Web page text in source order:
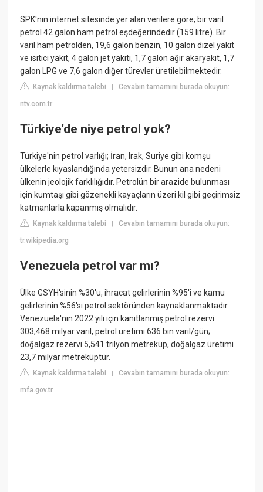
SPK'nın internet sitesinde yer alan verilere göre; bir varil
petrol 42 galon ham petrol eşdeğerindedir (159 litre). Bir
varil ham petrolden, 19,6 galon benzin, 10 galon dizel yakıt
ve ısıtıcı yakıt, 4 galon jet yakıtı, 1,7 galon ağır akaryakıt, 1,7
galon LPG ve 7,6 galon diğer türevler üretilebilmektedir.
Kaynak kaldırma talebi |Cevabın tamamını burada okuyun:
ntv.com.tr
Türkiye'de niye petrol yok?
Türkiye'nin petrol varlığı; İran, Irak, Suriye gibi komşu
ülkelerle kıyaslandığında yetersizdir. Bunun ana nedeni
ülkenin jeolojik farklılığıdır. Petrolün bir arazide bulunması
için kumtaşı gibi gözenekli kayaçların üzeri kil gibi geçirimsiz
katmanlarla kapanmış olmalıdır.
Kaynak kaldırma talebi |Cevabın tamamını burada okuyun:
tr.wikipedia.org
Venezuela petrol var mı?
Ülke GSYH'sinin %30'u, ihracat gelirlerinin %95'i ve kamu
gelirlerinin %56'sı petrol sektöründen kaynaklanmaktadır.
Venezuela'nın 2022 yılı için kanıtlanmış petrol rezervi
303,468 milyar varil, petrol üretimi 636 bin varil/gün;
doğalgaz rezervi 5,541 trilyon metreküp, doğalgaz üretimi
23,7 milyar metreküptür.
Kaynak kaldırma talebi |Cevabın tamamını burada okuyun:
mfa.gov.tr